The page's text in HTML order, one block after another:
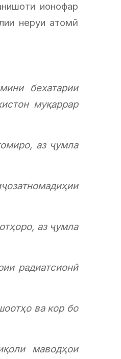
ионофар
неруи атомӣ
бехатарии
муқаррар
аз ҷумла
аз ҷумла
радиатсионӣ
ва кор бо
маводҳои